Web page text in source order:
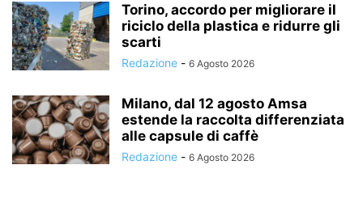
Torino, accordo per migliorare il
riciclo della plastica e ridurre gli
scarti
Redazione - 6 Agosto 2026
Milano, dal 12 agosto Amsa
estende la raccolta differenziata
alle capsule di caffè
Redazione - 6 Agosto 2026